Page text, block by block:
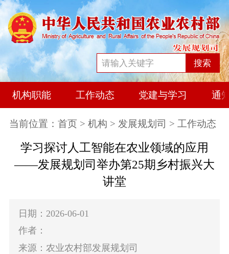
搜索
机构职能 工作动态 党建与学习 通
当前位置： 首页 > 机构 > 发展规划司 > 工作动态
学习探讨人工智能在农业领域的应用
——发展规划司举办第25期乡村振兴大
讲堂
日期：2026-06-01
作者：
来源：农业农村部发展规划司